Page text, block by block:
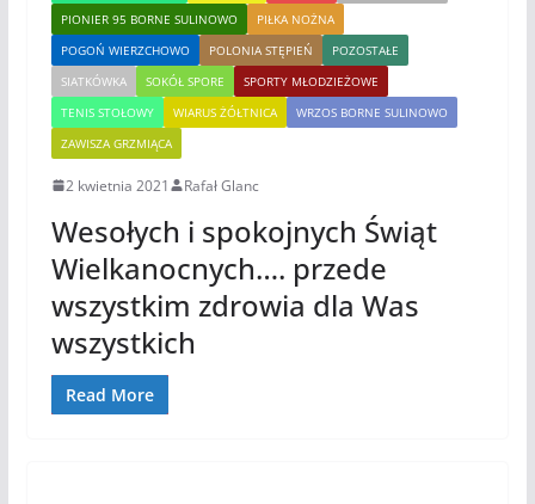
PIONIER 95 BORNE SULINOWO
PIŁKA NOŻNA
POGOŃ WIERZCHOWO
POLONIA STĘPIEŃ
POZOSTAŁE
SIATKÓWKA
SOKÓŁ SPORE
SPORTY MŁODZIEŻOWE
TENIS STOŁOWY
WIARUS ŻÓŁTNICA
WRZOS BORNE SULINOWO
ZAWISZA GRZMIĄCA
2 kwietnia 2021 Rafał Glanc
Wesołych i spokojnych Świąt
Wielkanocnych…. przede
wszystkim zdrowia dla Was
wszystkich
Read More